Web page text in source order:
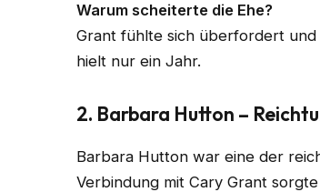
Warum scheiterte die Ehe?
Grant fühlte sich überfordert
hielt nur ein Jahr.
2. Barbara Hutton –
Barbara Hutton war eine der
Verbindung mit Cary Grant